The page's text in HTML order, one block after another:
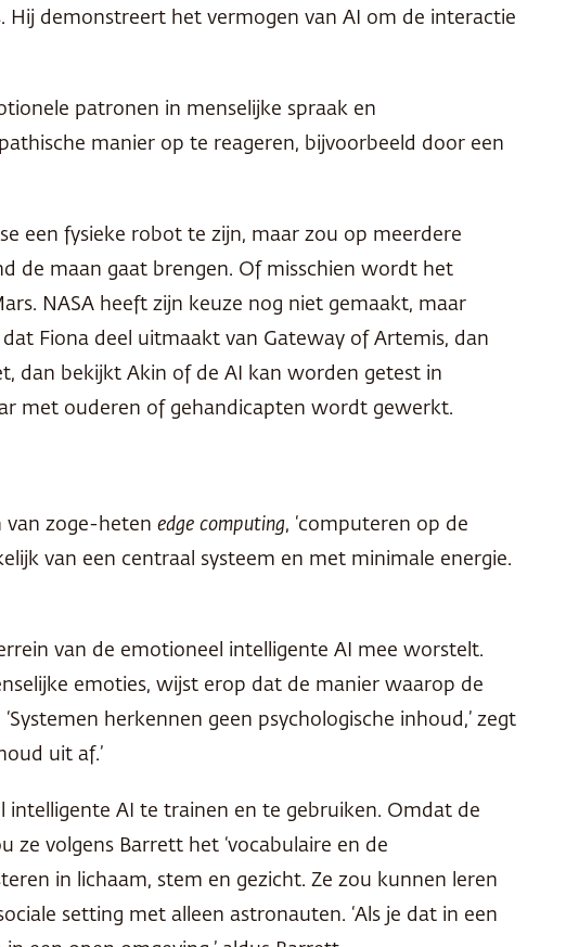
demonstreert het vermogen van AI om de interactie
patronen in menselijke spraak en
manier op te reageren, bijvoorbeeld door een
een fysieke robot te zijn, maar zou op meerdere
de maan gaat brengen. Of misschien wordt het
NASA heeft zijn keuze nog niet gemaakt, maar
Fiona deel uitmaakt van Gateway of Artemis, dan
dan bekijkt Akin of de AI kan worden getest in
met ouderen of gehandicapten wordt gewerkt.
van zoge-heten edge computing, ‘computeren op de
van een centraal systeem en met minimale energie.
van de emotioneel intelligente AI mee worstelt.
emoties, wijst erop dat de manier waarop de
herkennen geen psychologische inhoud,’ zegt
uit af.’
AI te trainen en te gebruiken. Omdat de
volgens Barrett het ‘vocabulaire en de
in lichaam, stem en gezicht. Ze zou kunnen leren
setting met alleen astronauten. ‘Als je dat in een